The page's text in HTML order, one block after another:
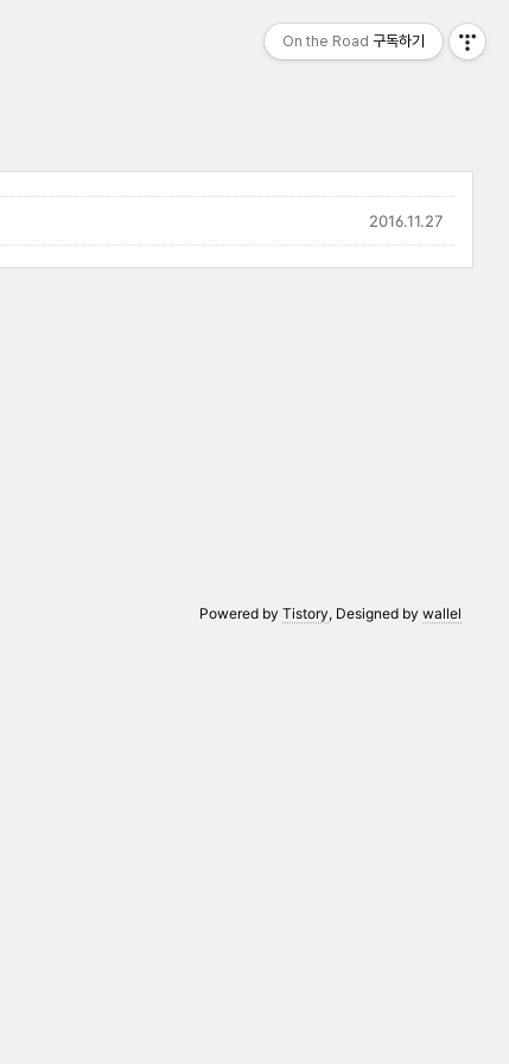
2016.11.27
Powered byTistory, Designed bywallel
On the Road 구독하기